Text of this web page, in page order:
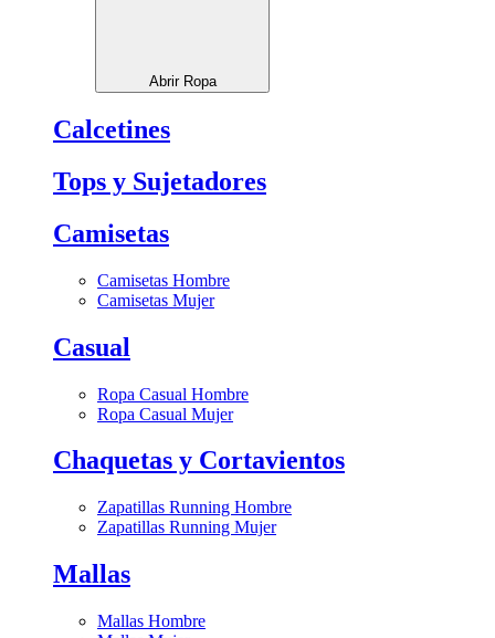
Abrir Ropa
Calcetines
Tops y Sujetadores
Camisetas
Camisetas Hombre
Camisetas Mujer
Casual
Ropa Casual Hombre
Ropa Casual Mujer
Chaquetas y Cortavientos
Zapatillas Running Hombre
Zapatillas Running Mujer
Mallas
Mallas Hombre